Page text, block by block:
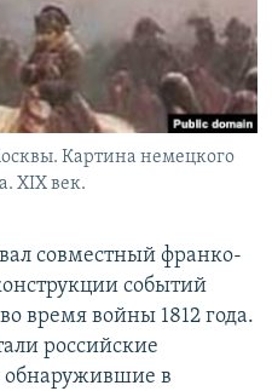
Картина немецкого
XIX век.
совместный франко-
событий
время войны 1812 года.
российские
обнаружившие в